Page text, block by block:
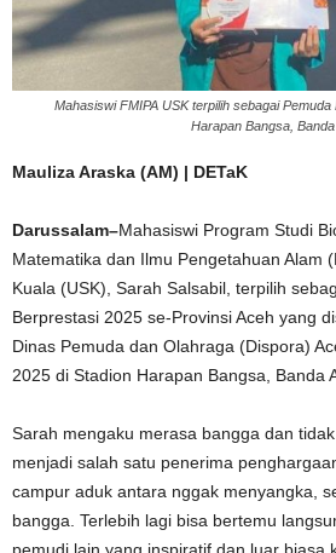
Mahasiswi FMIPA USK terpilih sebagai
Harapan Bangsa,
Mauliza Araska (AM) | DETaK
Darussalam–Mahasiswi Program Studi
Matematika dan Ilmu Pengetahuan Alam
Kuala (USK), Sarah Salsabil, terpilih
Berprestasi 2025 se-Provinsi Aceh yang
Dinas Pemuda dan Olahraga (Dispora)
2025 di Stadion Harapan Bangsa, Banda
Sarah mengaku merasa bangga dan
menjadi salah satu penerima
campur aduk antara nggak menyangka,
bangga. Terlebih lagi bisa bertemu